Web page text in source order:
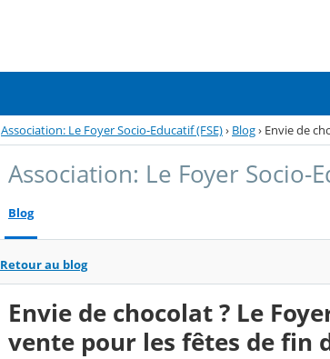
Association: Le Foyer Socio-Educatif (FSE)› Blog› Envie de
Association: Le Foyer Socio-
Blog
Retour au blog
Envie de chocolat ? Le
vente pour les fêtes de fin